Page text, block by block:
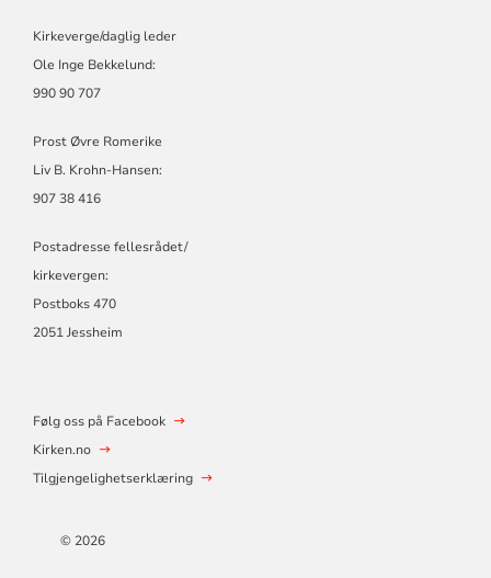
Kirkeverge/daglig leder
Ole Inge Bekkelund:
990 90 707
Prost Øvre Romerike
Liv B. Krohn-Hansen:
907 38 416
Postadresse fellesrådet/
kirkevergen:
Postboks 470
2051 Jessheim
Følg oss på Facebook
Kirken.no
Tilgjengelighetserklæring
© 2026